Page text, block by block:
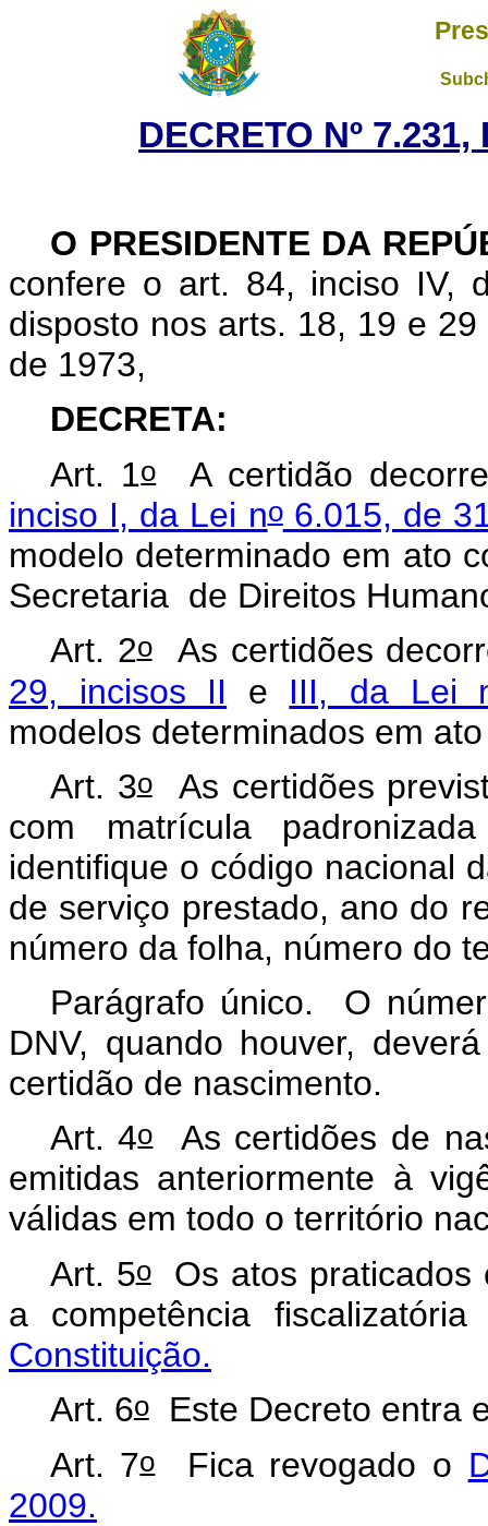
DECRETO Nº
O PRESIDENTE DA
confere o art. 84, inciso IV,
disposto nos arts. 18, 19 e
de 1973,
DECRETA:
Art. 1oA certidão
inciso I, da Lei no6.015, de
modelo determinado em ato
Secretaria de Direitos
Art. 2oAs certidões
29, incisos II e III, da Lei
modelos determinados em
Art. 3oAs certidões
com matrícula
identifique o código nacional
de serviço prestado, ano do
número da folha, número do
Parágrafo único. O
DNV, quando houver,
certidão de nascimento.
Art. 4oAs certidões de
emitidas anteriormente à
válidas em todo o território
Art. 5oOs atos praticados
a competência
Constituição.
Art. 6oEste Decreto entra
Art. 7oFica revogado o
2009.